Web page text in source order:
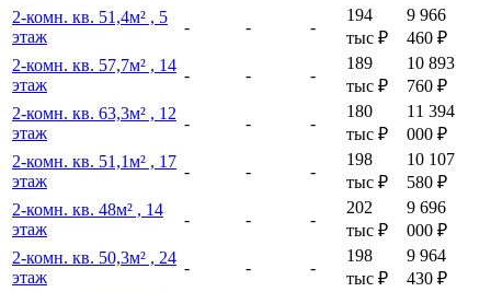
2-комн. кв. 51,4м² , 5
этаж
- - -
194
тыс ₽
9 966
460 ₽
2-комн. кв. 57,7м² , 14
этаж
- - -
189
тыс ₽
10 893
760 ₽
2-комн. кв. 63,3м² , 12
этаж
- - -
180
тыс ₽
11 394
000 ₽
2-комн. кв. 51,1м² , 17
этаж
- - -
198
тыс ₽
10 107
580 ₽
2-комн. кв. 48м² , 14
этаж
- - -
202
тыс ₽
9 696
000 ₽
2-комн. кв. 50,3м² , 24
этаж
- - -
198
тыс ₽
9 964
430 ₽